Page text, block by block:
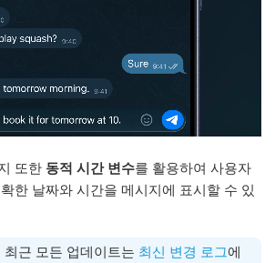
또한 동적 시간 변수를 활용하여 사용자
한 날짜와 시간을 메시지에 표시할 수 있
근 모든 업데이트는 최신 변경 로그에